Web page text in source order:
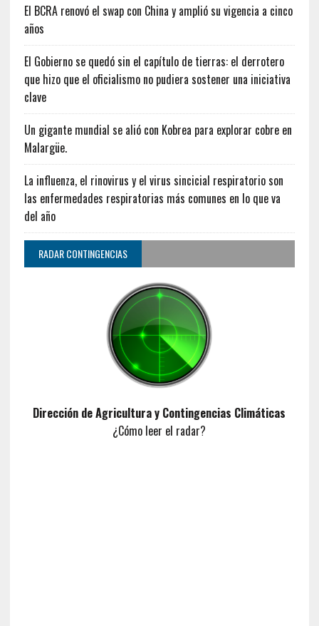
El BCRA renovó el swap con China y amplió su vigencia a cinco
años
El Gobierno se quedó sin el capítulo de tierras: el derrotero
que hizo que el oficialismo no pudiera sostener una iniciativa
clave
Un gigante mundial se alió con Kobrea para explorar cobre en
Malargüe.
La influenza, el rinovirus y el virus sincicial respiratorio son
las enfermedades respiratorias más comunes en lo que va
del año
RADAR CONTINGENCIAS
Dirección de Agricultura y Contingencias Climáticas
¿Cómo leer el radar?